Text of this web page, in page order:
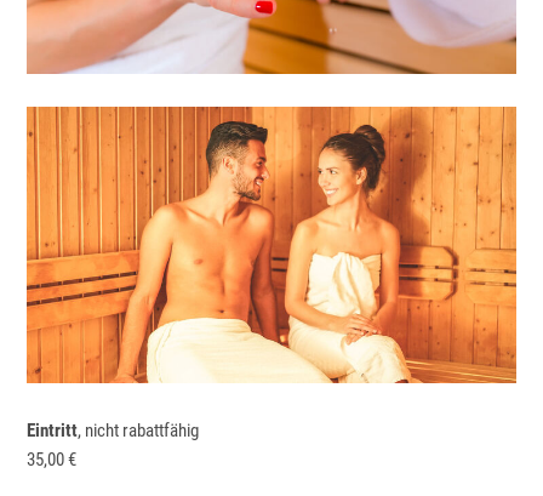
Eintritt, nicht rabattfähig
35,00 €